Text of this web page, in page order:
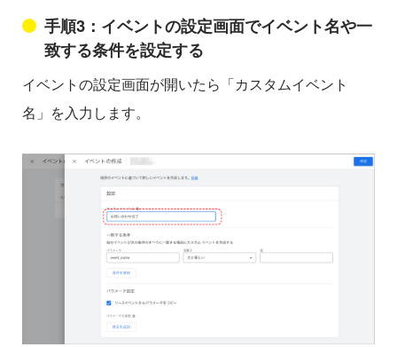
手順3：イベントの設定画面でイベント名や一
致する条件を設定する
イベントの設定画面が開いたら「カスタムイベント
名」を入力します。